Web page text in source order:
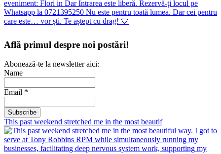
Află primul despre noi postări!
Abonează-te la newsletter aici:
Name
Email *
This past weekend stretched me in the most beautif